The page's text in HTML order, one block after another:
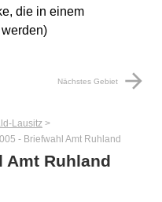
die in einem
Nächstes Gebiet arrow_forward
Lausitz
- Briefwahl Amt Ruhland
Amt Ruhland